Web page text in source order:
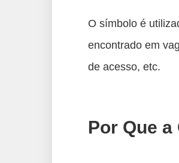
O símbolo é
encontrado em
de acesso, etc.
Por Que